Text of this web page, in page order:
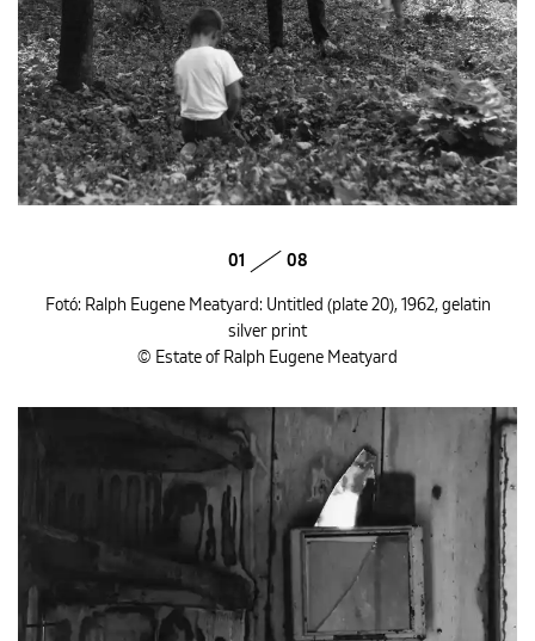
01 08
Fotó: Ralph Eugene Meatyard: Untitled (plate 20), 1962, gelatin
silver print
© Estate of Ralph Eugene Meatyard